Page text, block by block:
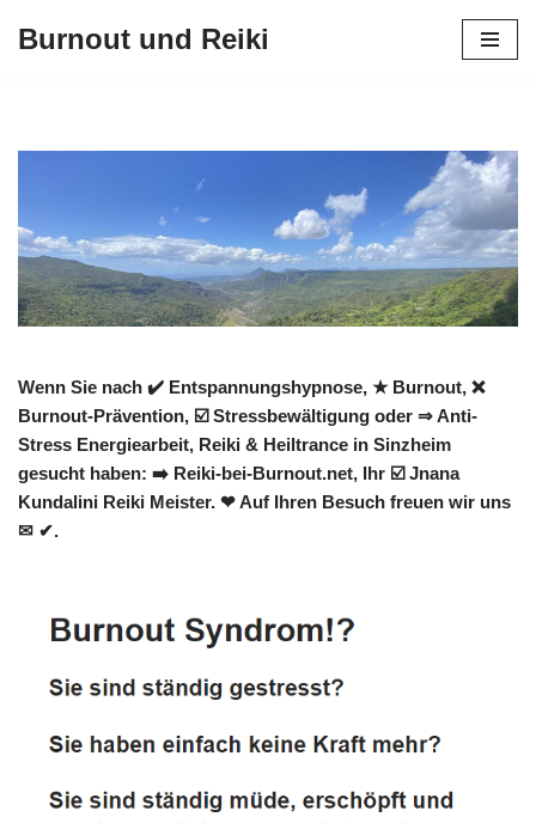
Burnout und Reiki
Wenn Sie nach ✔️ Entspannungshypnose, ★ Burnout, ❌
Burnout-Prävention, ☑️ Stressbewältigung oder ⇒ Anti-
Stress Energiearbeit, Reiki & Heiltrance in Sinzheim
gesucht haben: ➡️ Reiki-bei-Burnout.net, Ihr ☑️ Jnana
Kundalini Reiki Meister. ❤ Auf Ihren Besuch freuen wir uns
✉ ✔.